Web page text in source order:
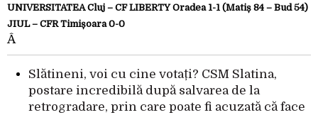
UNIVERSITATEA Cluj – CF LIBERTY Oradea 1-1 (Matiș 84 – Bud 54)
JIUL – CFR Timișoara 0-0
Â
Slătineni, voi cu cine votați? CSM Slatina,
postare incredibilă după salvarea de la
retrogradare, prin care poate fi acuzată că face